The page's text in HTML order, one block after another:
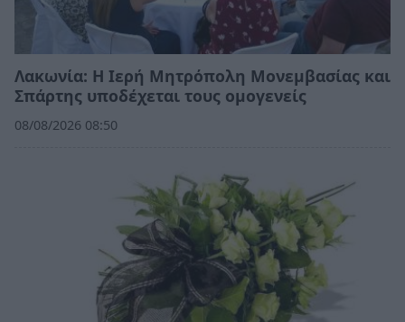
Λακωνία: Η Ιερή Μητρόπολη Μονεμβασίας και
Σπάρτης υποδέχεται τους ομογενείς
08/08/2026 08:50